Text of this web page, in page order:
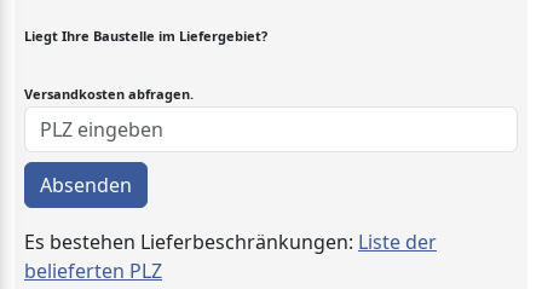
Liegt Ihre Baustelle im Liefergebiet?
Versandkosten abfragen.
Absenden
Es bestehen Lieferbeschränkungen: Liste der
belieferten PLZ